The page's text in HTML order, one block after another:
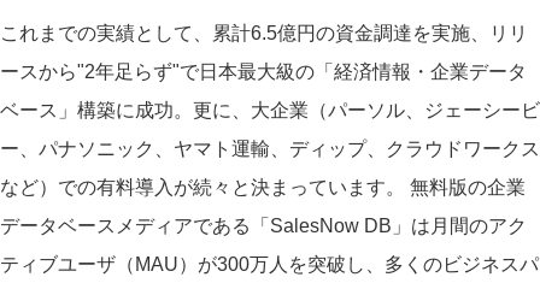
これまでの実績として、累計6.5億円の資金調達を実施、リリ
ースから"2年足らず"で日本最大級の「経済情報・企業データ
ベース」構築に成功。更に、大企業（パーソル、ジェーシービ
ー、パナソニック、ヤマト運輸、ディップ、クラウドワークス
など）での有料導入が続々と決まっています。 無料版の企業
データベースメディアである「SalesNow DB」は月間のアク
ティブユーザ（MAU）が300万人を突破し、多くのビジネスパ